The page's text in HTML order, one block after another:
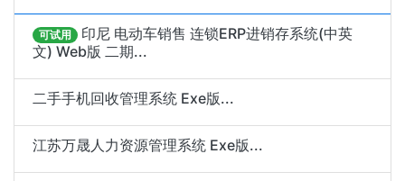
可试用
印尼 电动车销售 连锁ERP进销存系统(中英
文) Web版 二期...
二手手机回收管理系统 Exe版...
江苏万晟人力资源管理系统 Exe版...